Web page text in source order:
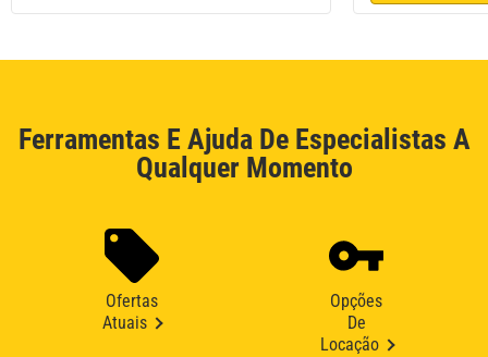
Ferramentas E Ajuda De Especialistas A
Qualquer Momento
Ofertas
Atuais
Opções
De
Locação